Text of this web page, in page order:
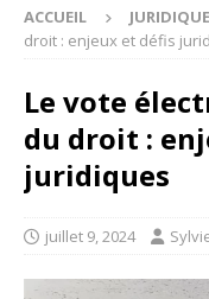
ACCUEIL JURIDIQUE
droit : enjeux et défis
Le vote
du droit :
juridiques
juillet 9, 2024